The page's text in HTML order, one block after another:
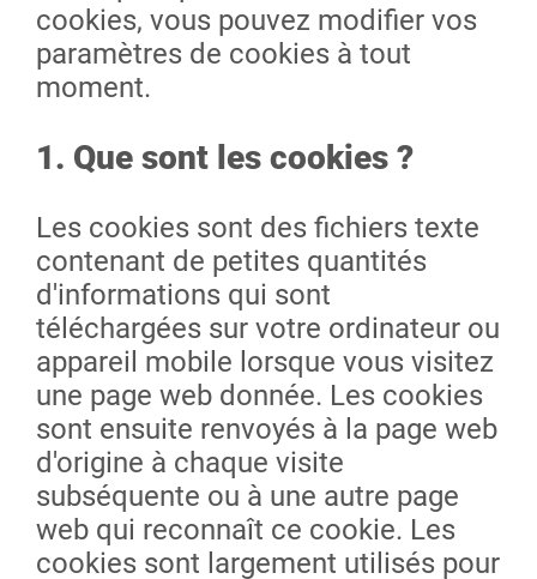
cookies, vous pouvez modifier vos
paramètres de cookies à tout
moment.
1. Que sont les cookies ?
Les cookies sont des fichiers texte
contenant de petites quantités
d'informations qui sont
téléchargées sur votre ordinateur ou
appareil mobile lorsque vous visitez
une page web donnée. Les cookies
sont ensuite renvoyés à la page web
d'origine à chaque visite
subséquente ou à une autre page
web qui reconnaît ce cookie. Les
cookies sont largement utilisés pour